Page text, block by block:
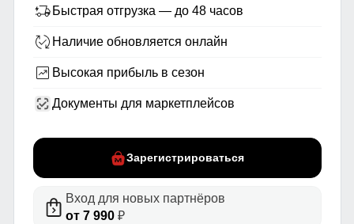
Быстрая отгрузка — до 48 часов
Наличие обновляется онлайн
Высокая прибыль в сезон
Документы для маркетплейсов
Зарегистрироваться
Вход для новых партнёров
от 7 990₽